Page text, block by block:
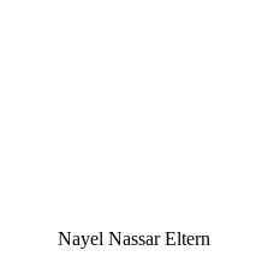
Nayel Nassar Eltern